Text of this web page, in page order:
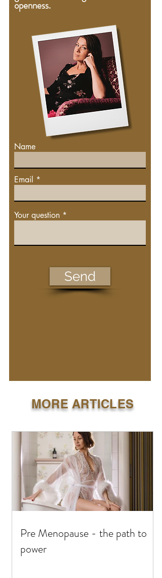
openness.
Name
Email
Your question
Send
MORE ARTICLES
Pre Menopause - the path to
power